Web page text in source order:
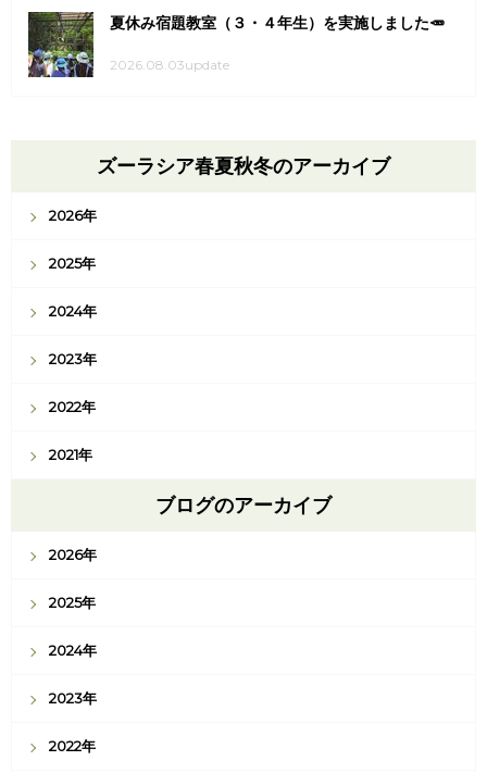
夏休み宿題教室（３・４年生）を実施しました🥕
2026.08.03update
ズーラシア春夏秋冬のアーカイブ
2026年
2025年
2024年
2023年
2022年
2021年
ブログのアーカイブ
2026年
2025年
2024年
2023年
2022年